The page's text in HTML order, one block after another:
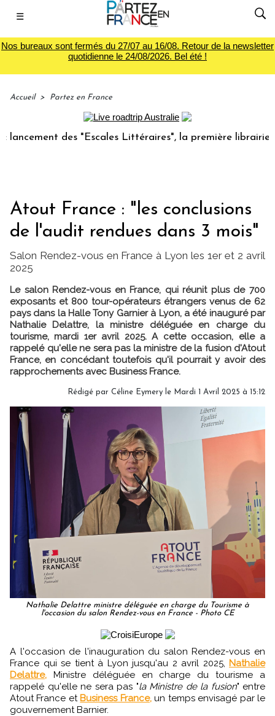
☰
Nos bureaux sont fermés du 27/07 au 16/08. Retour de la newsletter
quotidienne le 24/08/2026. Bel été !
Accueil > Partez en France
des "Escales Littéraires", la première librairie du
Atout France : "les conclusions
de l'audit rendues dans 3 mois"
Salon Rendez-vous en France à Lyon les 1er et 2 avril
2025
Le salon Rendez-vous en France, qui réunit plus de 700
exposants et 800 tour-opérateurs étrangers venus de 62
pays dans la Halle Tony Garnier à Lyon, a été inauguré par
Nathalie Delattre, la ministre déléguée en charge du
tourisme, mardi 1er avril 2025. A cette occasion, elle a
rappelé qu'elle ne sera pas la ministre de la fusion d'Atout
France, en concédant toutefois qu'il pourrait y avoir des
rapprochements avec Business France.
Rédigé par Céline Eymery le Mardi 1 Avril 2025 à 15:12
Nathalie Delattre ministre déléguée en charge du Tourisme à
l'occasion du salon Rendez-vous en France - Photo CE
A l'occasion de l'inauguration du salon Rendez-vous en
France qui se tient à Lyon jusqu'au 2 avril 2025, Nathalie
Delattre, Ministre déléguée en charge du tourisme a
rappelé qu'elle ne sera pas "la Ministre de la fusion" entre
Atout France et Business France,un temps envisagé par le
gouvernement Barnier.